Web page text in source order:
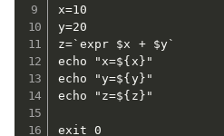
x=10
y=20
z=`expr $x + $y`
echo "x=${x}"
echo "y=${y}"
echo "z=${z}"
exit 0